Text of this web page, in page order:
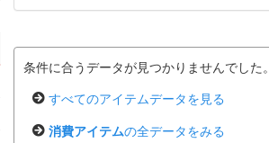
条件に合うデータが見つかりませんでした。
すべてのアイテムデータを見る
消費アイテムの全データをみる